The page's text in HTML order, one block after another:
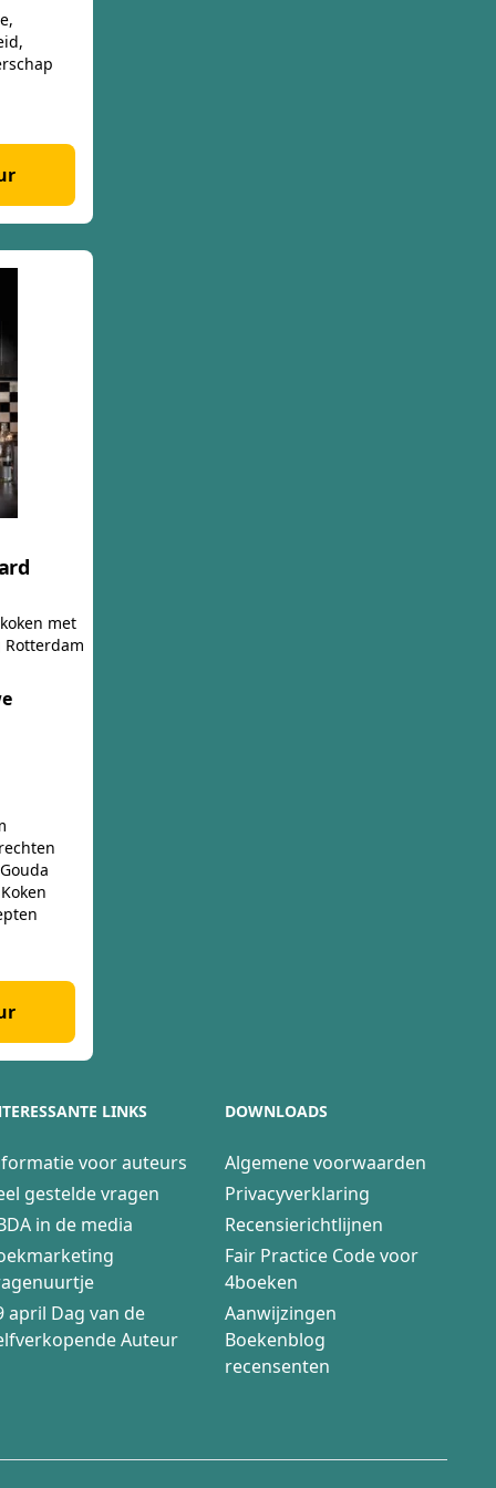
met
LINKS
voor auteurs
gestelde vragen
in de media
april Dag van de
Auteur
DOWNLOADS
Algemene voorwaarden
Privacyverklaring
Recensierichtlijnen
Fair Practice Code voor
4boeken
Aanwijzingen
Boekenblog
recensenten